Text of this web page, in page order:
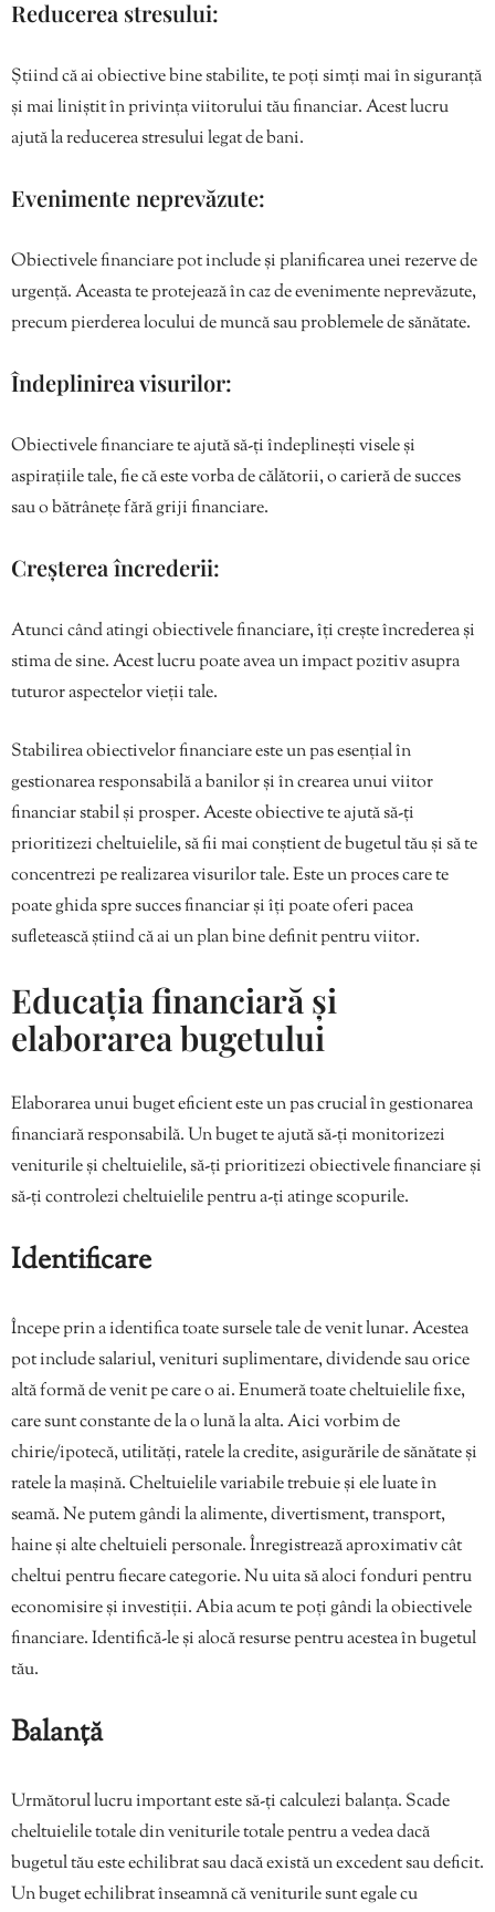
Reducerea stresului:
Știind că ai obiective bine stabilite, te poți simți mai în siguranță
și mai liniștit în privința viitorului tău financiar. Acest lucru
ajută la reducerea stresului legat de bani.
Evenimente neprevăzute:
Obiectivele financiare pot include și planificarea unei rezerve de
urgență. Aceasta te protejează în caz de evenimente neprevăzute,
precum pierderea locului de muncă sau problemele de sănătate.
Îndeplinirea visurilor:
Obiectivele financiare te ajută să-ți îndeplinești visele și
aspirațiile tale, fie că este vorba de călătorii, o carieră de succes
sau o bătrânețe fără griji financiare.
Creșterea încrederii:
Atunci când atingi obiectivele financiare, îți crește încrederea și
stima de sine. Acest lucru poate avea un impact pozitiv asupra
tuturor aspectelor vieții tale.
Stabilirea obiectivelor financiare este un pas esențial în
gestionarea responsabilă a banilor și în crearea unui viitor
financiar stabil și prosper. Aceste obiective te ajută să-ți
prioritizezi cheltuielile, să fii mai conștient de bugetul tău și să te
concentrezi pe realizarea visurilor tale. Este un proces care te
poate ghida spre succes financiar și îți poate oferi pacea
sufletească știind că ai un plan bine definit pentru viitor.
Educația financiară și
elaborarea bugetului
Elaborarea unui buget eficient este un pas crucial în gestionarea
financiară responsabilă. Un buget te ajută să-ți monitorizezi
veniturile și cheltuielile, să-ți prioritizezi obiectivele financiare și
să-ți controlezi cheltuielile pentru a-ți atinge scopurile.
Identificare
Începe prin a identifica toate sursele tale de venit lunar. Acestea
pot include salariul, venituri suplimentare, dividende sau orice
altă formă de venit pe care o ai. Enumeră toate cheltuielile fixe,
care sunt constante de la o lună la alta. Aici vorbim de
chirie/ipotecă, utilități, ratele la credite, asigurările de sănătate și
ratele la mașină. Cheltuielile variabile trebuie și ele luate în
seamă. Ne putem gândi la alimente, divertisment, transport,
haine și alte cheltuieli personale. Înregistrează aproximativ cât
cheltui pentru fiecare categorie. Nu uita să aloci fonduri pentru
economisire și investiții. Abia acum te poți gândi la obiectivele
financiare. Identifică-le și alocă resurse pentru acestea în bugetul
tău.
Balanță
Următorul lucru important este să-ți calculezi balanța. Scade
cheltuielile totale din veniturile totale pentru a vedea dacă
bugetul tău este echilibrat sau dacă există un excedent sau deficit.
Un buget echilibrat înseamnă că veniturile sunt egale cu